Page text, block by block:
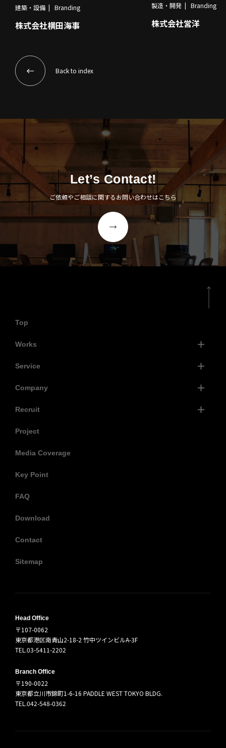
建築・設備 Branding
株式会社横田海事
製造・開発 Branding
株式会社営洋
Back to index
Let’s Contact!
ご依頼やご相談に関するお問い合わせはこちら
Top
Works
Service
Company
Recruit
Project
Media Coverage
Key Point
FAQ
Download
Contact
Sitemap
Head Office
〒107-0062
東京都港区南青山2-18-2 竹中ツインビルA-3F
TEL.03-5411-2202
Branch Office
〒190-0022
東京都立川市錦町1-6-16 PADDLE WEST TOKYO BLDG.
TEL.042-548-0362